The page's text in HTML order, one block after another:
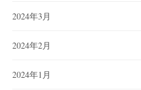
2024年3月
2024年2月
2024年1月